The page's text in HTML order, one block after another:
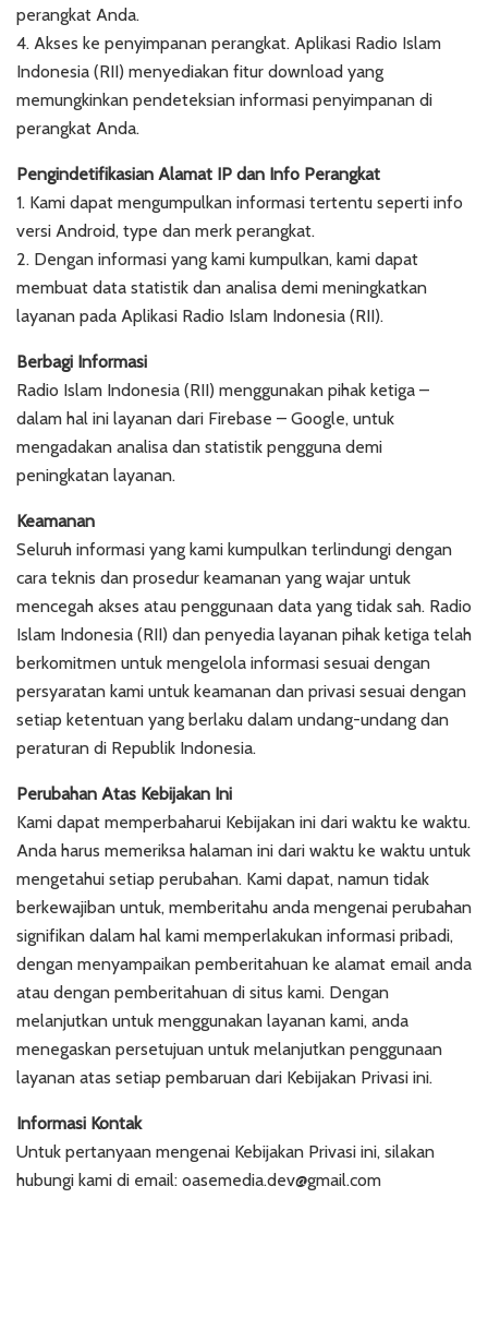
perangkat Anda.
4. Akses ke penyimpanan perangkat. Aplikasi Radio Islam
Indonesia (RII) menyediakan fitur download yang
memungkinkan pendeteksian informasi penyimpanan di
perangkat Anda.
Pengindetifikasian Alamat IP dan Info Perangkat
1. Kami dapat mengumpulkan informasi tertentu seperti info
versi Android, type dan merk perangkat.
2. Dengan informasi yang kami kumpulkan, kami dapat
membuat data statistik dan analisa demi meningkatkan
layanan pada Aplikasi Radio Islam Indonesia (RII).
Berbagi Informasi
Radio Islam Indonesia (RII) menggunakan pihak ketiga –
dalam hal ini layanan dari Firebase – Google, untuk
mengadakan analisa dan statistik pengguna demi
peningkatan layanan.
Keamanan
Seluruh informasi yang kami kumpulkan terlindungi dengan
cara teknis dan prosedur keamanan yang wajar untuk
mencegah akses atau penggunaan data yang tidak sah. Radio
Islam Indonesia (RII) dan penyedia layanan pihak ketiga telah
berkomitmen untuk mengelola informasi sesuai dengan
persyaratan kami untuk keamanan dan privasi sesuai dengan
setiap ketentuan yang berlaku dalam undang-undang dan
peraturan di Republik Indonesia.
Perubahan Atas Kebijakan Ini
Kami dapat memperbaharui Kebijakan ini dari waktu ke waktu.
Anda harus memeriksa halaman ini dari waktu ke waktu untuk
mengetahui setiap perubahan. Kami dapat, namun tidak
berkewajiban untuk, memberitahu anda mengenai perubahan
signifikan dalam hal kami memperlakukan informasi pribadi,
dengan menyampaikan pemberitahuan ke alamat email anda
atau dengan pemberitahuan di situs kami. Dengan
melanjutkan untuk menggunakan layanan kami, anda
menegaskan persetujuan untuk melanjutkan penggunaan
layanan atas setiap pembaruan dari Kebijakan Privasi ini.
Informasi Kontak
Untuk pertanyaan mengenai Kebijakan Privasi ini, silakan
hubungi kami di email: oasemedia.dev@gmail.com